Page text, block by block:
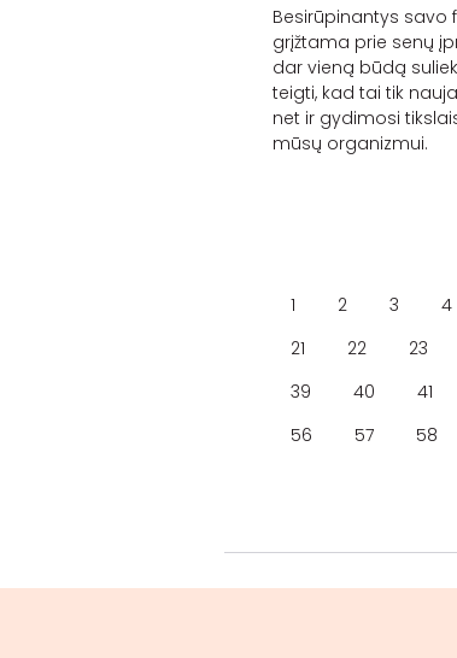
Besirūpinantys savo
grįžtama prie senų
dar vieną būdą
teigti, kad tai tik
net ir gydimosi
mūsų organizmui.
1 2 3 4
21
22 23
39
40 41
56
57 58